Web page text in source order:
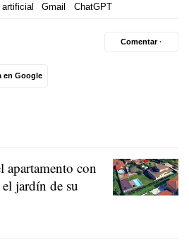
artificial Gmail ChatGPT
en Google
Comentar ·
apartamento con
jardín de su